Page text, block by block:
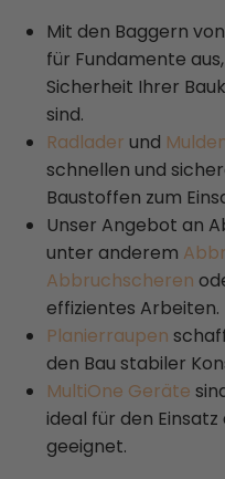
Mit den Baggern von
für Fundamente
Sicherheit Ihrer
sind.
Radlader und
schnellen und
Baustoffen zum
Unser Angebot an
unter anderem
Abbruchscheren
effizientes Arbeiten.
Planierraupen
den Bau stabiler
MultiOne Geräte
ideal für den
geeignet.